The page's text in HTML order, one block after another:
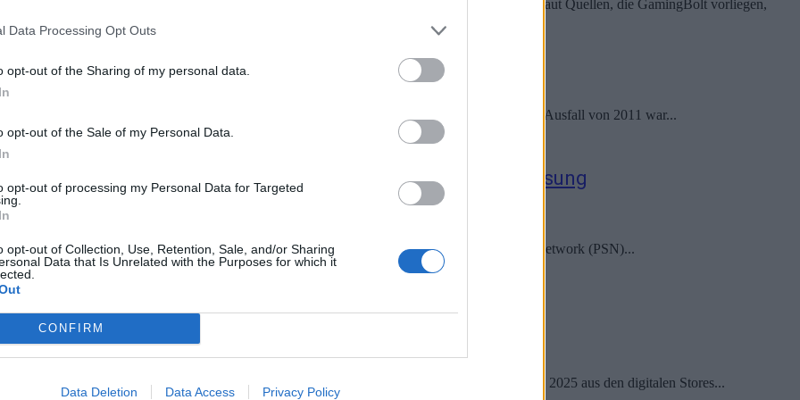
Data Processing Opt Outs
opt-out of the Sharing of my personal data.
opt-out of the Sale of my Personal Data.
opt-out of processing my Personal Data for Targeted
opt-out of Collection, Use, Retention, Sale, and/or Sharing
Data that Is Unrelated with the Purposes for which it
CONFIRM
Data Deletion Data Access Privacy Policy
erstellte Inhalte? Rockstar im Gespräch mit Roblox- und Fortnite-Entwicklern Laut Quellen, die GamingBolt vorliegen,
Network dem GTA 6 Release standhalten?
von fast 24 Stunden – der zweitlängste in der Geschichte des Netzwerks. Nur der 23-tägige Ausfall von 2011 war...
down – Fehlercode WS-116449-5 und Server-Probleme – Lösung
was auch immer oder ein anderes Spiel gefreut, aber kannst dich nicht mit dem PlayStation Network (PSN)...
wird eingestellt – Serverabschaltung im Juni 2025
Laufzeit verabschiedet sich Capcom von Resident Evil: ReVerse. Das Spiel wird am 3. März 2025 aus den digitalen Stores...